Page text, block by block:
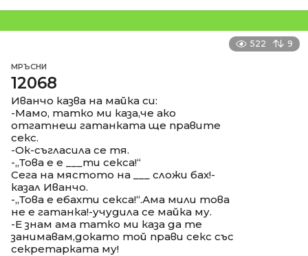
522 9
МРЪСНИ
12068
Иванчо казва на майка си:
-Мамо, татко ми каза,че ако
отгатнеш гатанката ще правите
секс.
-Ок-съгласила се тя.
-,,Това е е ___ти секса!“
Сега на мястото на ___ сложи бах!-
казал Иванчо.
-,,Това е ебахти секса!“.Ама мили това
не е гатанка!-учудила се майка му.
-Е знам ама татко ми каза да те
занимавам,докато той прави секс със
секретарката му!